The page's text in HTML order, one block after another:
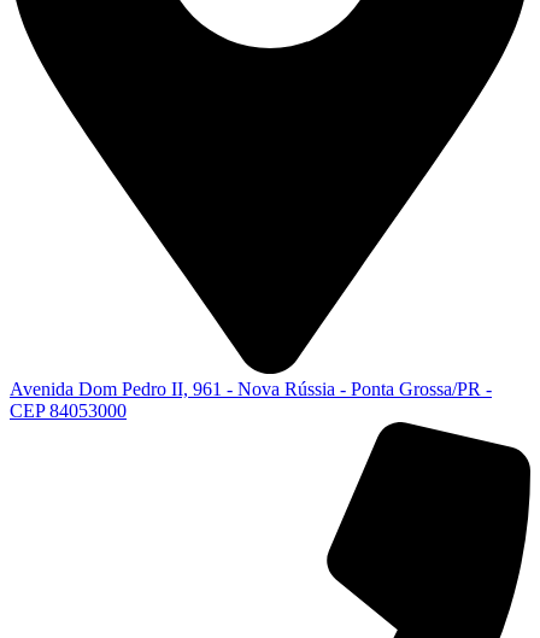
Avenida Dom Pedro II, 961 - Nova Rússia - Ponta Grossa/PR -
CEP 84053000